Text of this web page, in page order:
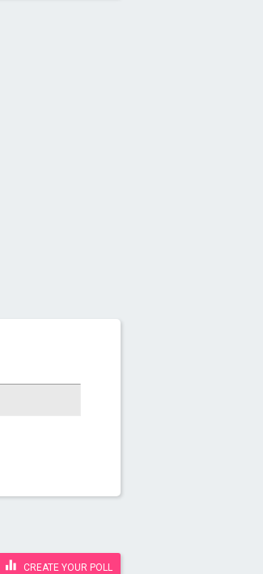
CREATE YOUR POLL